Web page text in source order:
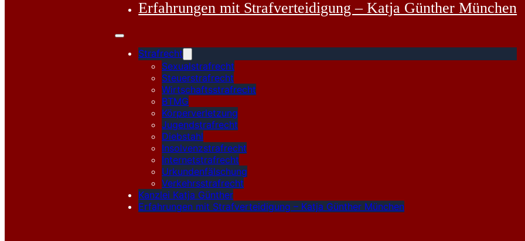
Erfahrungen mit Strafverteidigung – Katja Günther München
Strafrecht
Sexualstrafrecht
Steuerstrafrecht
Wirtschaftsstrafrecht
BTMG
Körperverletzung
Jugendstrafrecht
Diebstahl
Insolvenzstrafrecht
Internetstrafrecht
Urkundenfälschung
Verkehrsstrafrecht
Kanzlei Katja Günther
Erfahrungen mit Strafverteidigung – Katja Günther München